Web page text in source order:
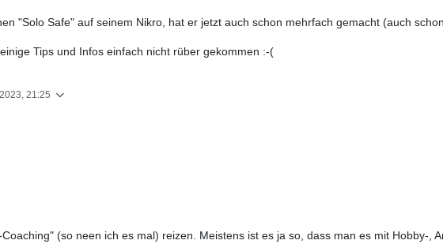
"Solo Safe" auf seinem Nikro, hat er jetzt auch schon mehrfach gemacht (auch
Tips und Infos einfach nicht rüber gekommen :-(
21:25
(so neen ich es mal) reizen. Meistens ist es ja so, dass man es mit Hobby-,